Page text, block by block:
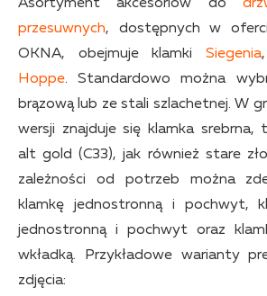
Asortyment akcesoriów do
przesuwnych, dostępnych w
OKNA, obejmuje klamki Siegenia
Hoppe. Standardowo można
brązową lub ze stali szlachetnej. W
wersji znajduje się klamka srebrna,
alt gold (C33), jak również stare
zależności od potrzeb można
klamkę jednostronną i pochwyt,
jednostronną i pochwyt oraz
wkładką. Przykładowe warianty
zdjęcia: